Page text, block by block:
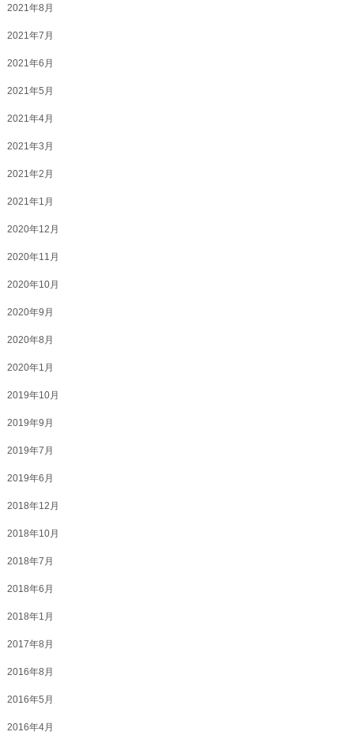
2021年8月
2021年7月
2021年6月
2021年5月
2021年4月
2021年3月
2021年2月
2021年1月
2020年12月
2020年11月
2020年10月
2020年9月
2020年8月
2020年1月
2019年10月
2019年9月
2019年7月
2019年6月
2018年12月
2018年10月
2018年7月
2018年6月
2018年1月
2017年8月
2016年8月
2016年5月
2016年4月